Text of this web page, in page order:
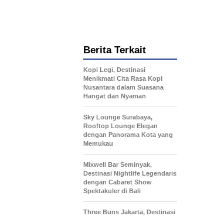
Berita Terkait
Kopi Legi, Destinasi
Menikmati Cita Rasa Kopi
Nusantara dalam Suasana
Hangat dan Nyaman
Sky Lounge Surabaya,
Rooftop Lounge Elegan
dengan Panorama Kota yang
Memukau
Mixwell Bar Seminyak,
Destinasi Nightlife Legendaris
dengan Cabaret Show
Spektakuler di Bali
Three Buns Jakarta, Destinasi